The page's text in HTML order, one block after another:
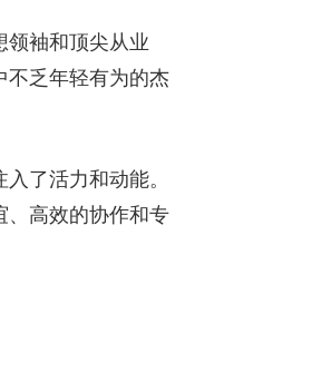
领袖和顶尖从业
不乏年轻有为的杰
了活力和动能。
、高效的协作和专